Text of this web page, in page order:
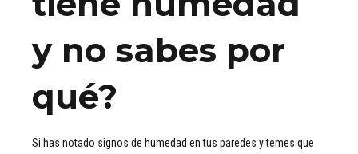
y no sabes por
qué?
Si has notado signos de humedad en tus paredes y temes que